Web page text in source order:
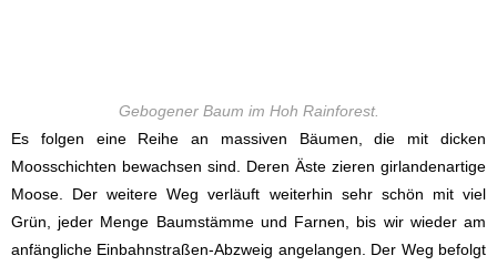
Gebogener Baum im Hoh Rainforest.
Es folgen eine Reihe an massiven Bäumen, die mit dicken
Moosschichten bewachsen sind. Deren Äste zieren girlandenartige
Moose. Der weitere Weg verläuft weiterhin sehr schön mit viel
Grün, jeder Menge Baumstämme und Farnen, bis wir wieder am
anfängliche Einbahnstraßen-Abzweig angelangen. Der Weg befolgt